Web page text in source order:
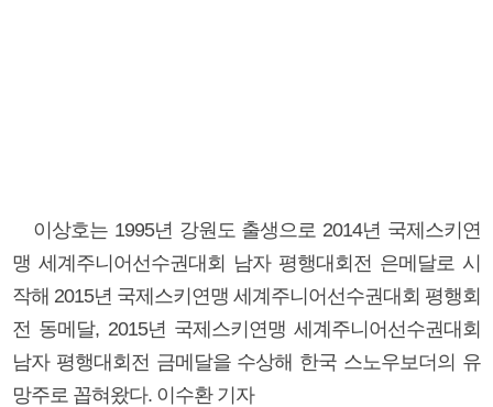
이상호는 1995년 강원도 출생으로 2014년 국제스키연
맹 세계주니어선수권대회 남자 평행대회전 은메달로 시
작해 2015년 국제스키연맹 세계주니어선수권대회 평행회
전 동메달, 2015년 국제스키연맹 세계주니어선수권대회
남자 평행대회전 금메달을 수상해 한국 스노우보더의 유
망주로 꼽혀왔다. 이수환 기자